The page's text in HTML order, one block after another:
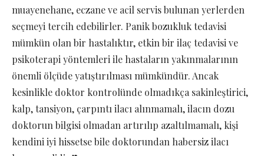
muayenehane, eczane ve acil servis bulunan yerlerden
seçmeyi tercih edebilirler. Panik bozukluk tedavisi
mümkün olan bir hastalıktır, etkin bir ilaç tedavisi ve
psikoterapi yöntemleri ile hastaların yakınmalarının
önemli ölçüde yatıştırılması mümkündür. Ancak
kesinlikle doktor kontrolünde olmadıkça sakinleştirici,
kalp, tansiyon, çarpıntı ilacı alınmamalı, ilacın dozu
doktorun bilgisi olmadan artırılıp azaltılmamalı, kişi
kendini iyi hissetse bile doktorundan habersiz ilacı